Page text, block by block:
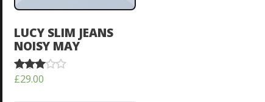
LUCY SLIM JEANS
NOISY MAY
Note
£29.00